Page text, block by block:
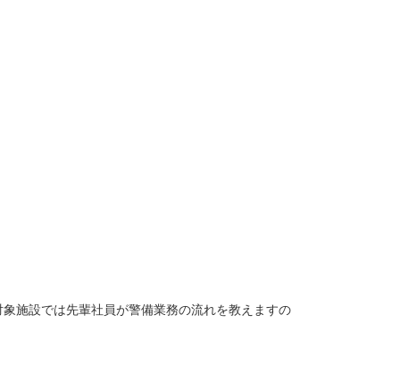
施設では先輩社員が警備業務の流れを教えますの